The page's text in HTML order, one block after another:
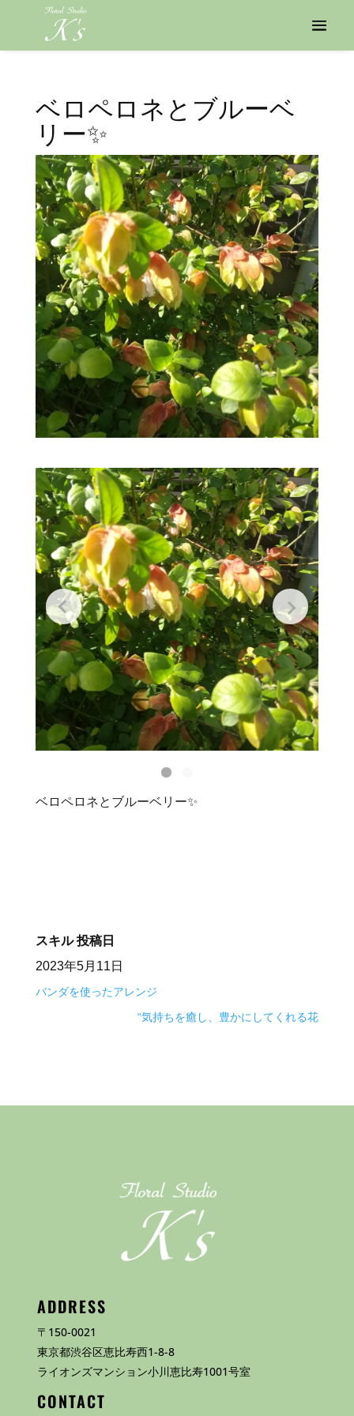
ベロペロネとブルーベ
リー✨
ベロペロネとブルーベリー✨
スキル 投稿日
2023年5月11日
バンダを使ったアレンジ
“気持ちを癒し、豊かにしてくれる花
ADDRESS
〒150-0021
東京都渋谷区恵比寿西1-8-8
ライオンズマンション小川恵比寿1001号室
CONTACT